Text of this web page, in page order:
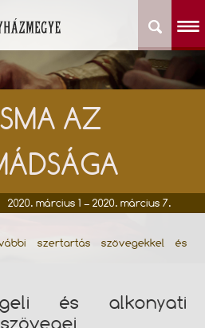
AZ
2020. március 1 – 2020. március 7.
szertartás szövegekkel és
és alkonyati